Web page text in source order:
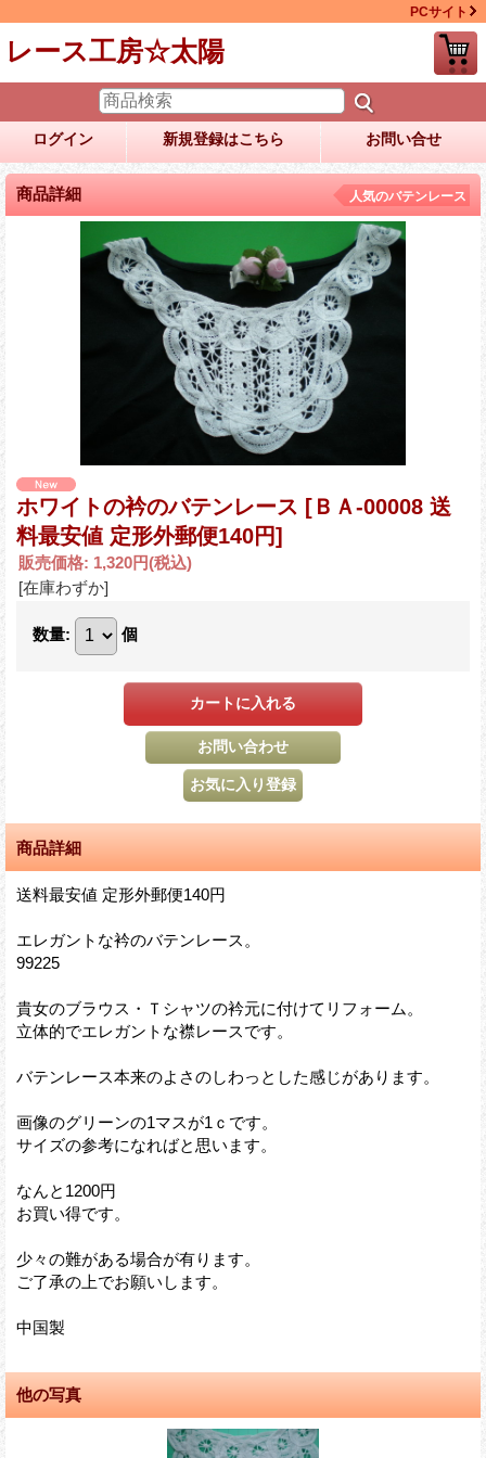
PCサイト
レース工房☆太陽
ログイン 新規登録はこちら お問い合せ
商品詳細 人気のバテンレース
ホワイトの衿のバテンレース [ＢＡ-00008 送
料最安値 定形外郵便140円]
販売価格: 1,320円(税込)
[在庫わずか]
数量: 個
商品詳細
送料最安値 定形外郵便140円
エレガントな衿のバテンレース。
99225
貴女のブラウス・Ｔシャツの衿元に付けてリフォーム。
立体的でエレガントな襟レースです。
バテンレース本来のよさのしわっとした感じがあります。
画像のグリーンの1マスが1ｃです。
サイズの参考になればと思います。
なんと1200円
お買い得です。
少々の難がある場合が有ります。
ご了承の上でお願いします。
中国製
他の写真